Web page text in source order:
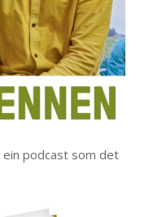
podcast som det